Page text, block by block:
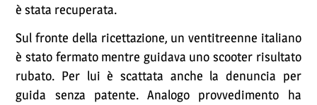
è stata recuperata.
Sul fronte della ricettazione, un ventitreenne italiano
è stato fermato mentre guidava uno scooter risultato
rubato. Per lui è scattata anche la denuncia per
guida senza patente. Analogo provvedimento ha